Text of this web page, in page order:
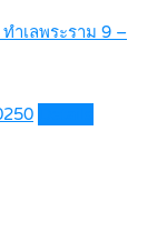
ำเลพระราม 9 –